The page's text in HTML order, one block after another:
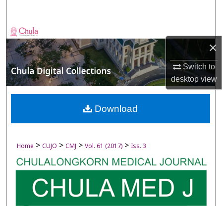
×
Switch to
desktopview
Browse Collections
My Account
About
Digital Commons Network™
Home > CUJO > CMJ > Vol. 61 (2017) > Iss. 3
Download